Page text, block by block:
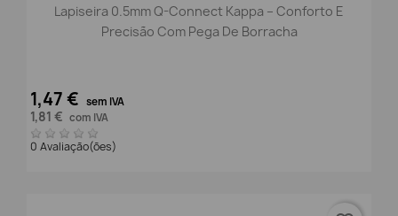
Lapiseira 0.5mm Q-Connect Kappa – Conforto E
Precisão Com Pega De Borracha
1,47 € sem IVA
1,81 € com IVA
0 Avaliação(ões)